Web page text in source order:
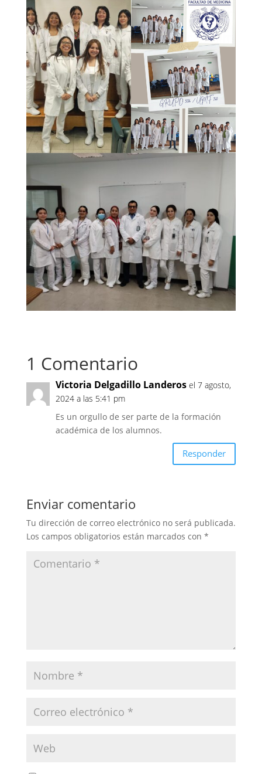
1 Comentario
Victoria Delgadillo Landeros el 7 agosto,
2024 a las 5:41 pm
Es un orgullo de ser parte de la formación
académica de los alumnos.
Responder
Enviar comentario
Tu dirección de correo electrónico no será publicada.
Los campos obligatorios están marcados con *